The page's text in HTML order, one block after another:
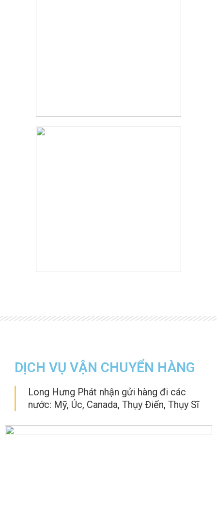
DỊCH VỤ VẬN CHUYỂN HÀNG
Long Hưng Phát nhận gửi hàng đi các
nước: Mỹ, Úc, Canada, Thụy Điển, Thụy Sĩ